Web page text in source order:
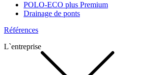
POLO-ECO plus Premium
Drainage de ponts
Références
L`entreprise